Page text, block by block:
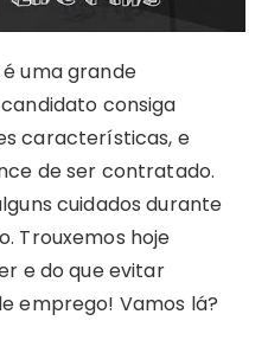
uma grande
consiga
características, e
de ser contratado.
cuidados durante
Trouxemos hoje
e do que evitar
emprego! Vamos lá?